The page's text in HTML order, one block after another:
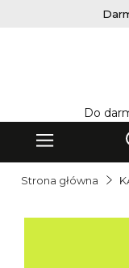
Do
Strona główna